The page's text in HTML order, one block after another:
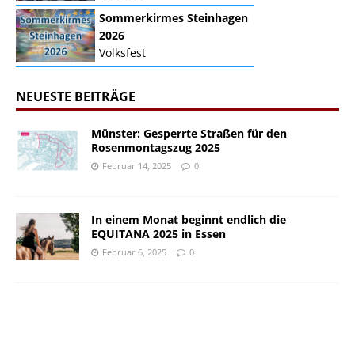
Sommerkirmes Steinhagen
2026
Volksfest
NEUESTE BEITRÄGE
Münster: Gesperrte Straßen für den
Rosenmontagszug 2025
Februar 14, 2025 0
In einem Monat beginnt endlich die
EQUITANA 2025 in Essen
Februar 6, 2025 0